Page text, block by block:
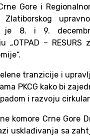
Gore i
je 8. i 9.
„OTPAD – RESURS
tranzicije i
PKCG kako bi
i razvoju
komore Crne Gore
usklađivanja sa